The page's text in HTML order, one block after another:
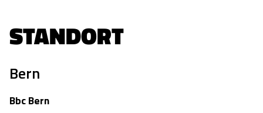
STANDORT
Bern
Bbc Bern